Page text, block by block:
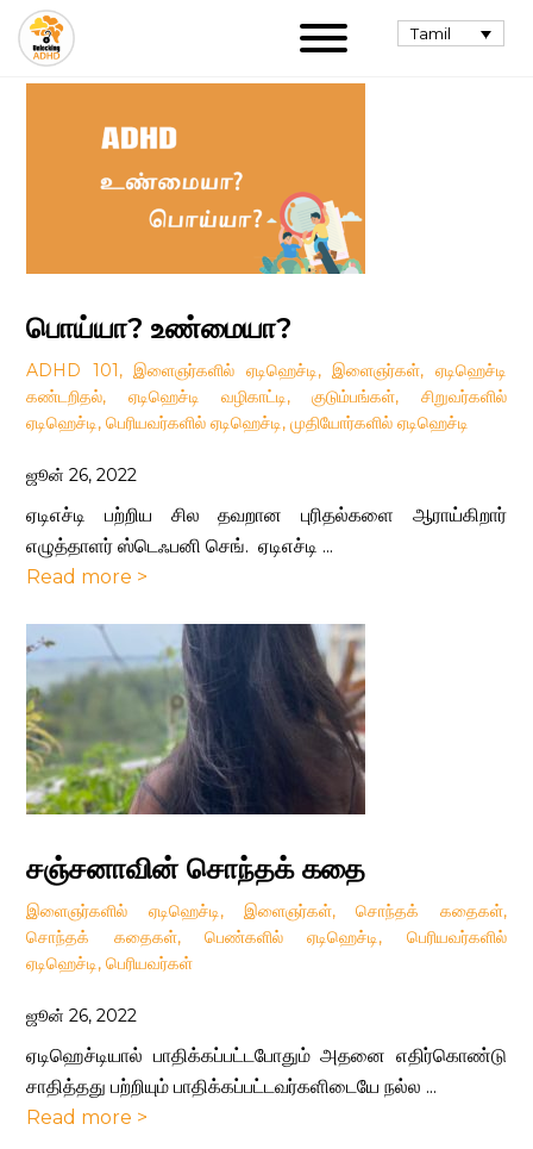
Tamil
பொய்யா? உண்மையா?
ADHD 101,இளைஞர்களில் ஏடிஹெச்டி,இளைஞர்கள், ஏடிஹெச்டி
கண்டறிதல், ஏடிஹெச்டி வழிகாட்டி,குடும்பங்கள், சிறுவர்களில்
ஏடிஹெச்டி,பெரியவர்களில் ஏடிஹெச்டி,முதியோர்களில் ஏடிஹெச்டி
ஜூன் 26, 2022
ஏடிஎச்டி பற்றிய சில தவறான புரிதல்களை ஆராய்கிறார்
எழுத்தாளர் ஸ்டெஃபனி செங். ஏடிஎச்டி ...
Read more >
சஞ்சனாவின் சொந்தக் கதை
இளைஞர்களில் ஏடிஹெச்டி,இளைஞர்கள்,சொந்தக் கதைகள்,
சொந்தக் கதைகள்,பெண்களில் ஏடிஹெச்டி, பெரியவர்களில்
ஏடிஹெச்டி,பெரியவர்கள்
ஜூன் 26, 2022
ஏடிஹெச்டியால் பாதிக்கப்பட்டபோதும் அதனை எதிர்கொண்டு
சாதித்தது பற்றியும் பாதிக்கப்பட்டவர்களிடையே நல்ல ...
Read more >